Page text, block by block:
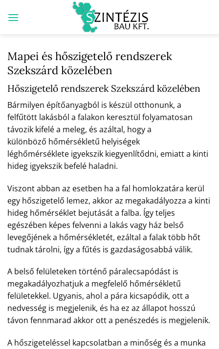
Mapei és hőszigetelő rendszerek
Szekszárd közelében
Hőszigetelő rendszerek Szekszárd közelében
Bármilyen építőanyagból is készül otthonunk, a
felfűtött lakásból a falakon keresztül folyamatosan
távozik kifelé a meleg, és azáltal, hogy a
különböző hőmérsékletű helyiségek
léghőmérséklete igyekszik kiegyenlítődni, emiatt a kinti
hideg igyekszik befelé haladni.
Viszont abban az esetben ha a fal homlokzatára kerül
egy hőszigetelő lemez, akkor az megakadályozza a kinti
hideg hőmérséklet bejutását a falba. Így teljes
egészében képes felvenni a lakás vagy ház belső
levegőjének a hőmérsékletét, ezáltal a falak több hőt
tudnak tárolni, így a fűtés is gazdaságosabbá válik.
A belső felületeken történő páralecsapódást is
megakadályozhatjuk a megfelelő hőmérsékletű
felületekkel. Ugyanis, ahol a pára kicsapódik, ott a
nedvesség is megjelenik, és ha ez az állapot hosszú
távon fennmarad akkor ott a penészedés is megjelenik.
A hőszigeteléssel kapcsolatban a minőség és a munka